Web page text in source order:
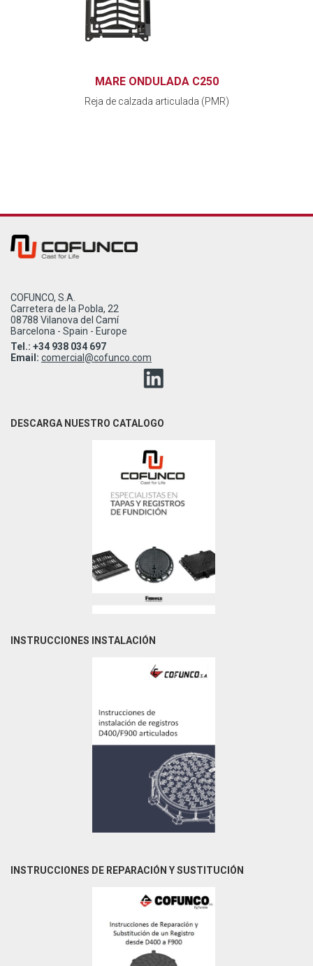
MARE ONDULADA C250
Reja de calzada articulada (PMR)
COFUNCO, S.A.
Carretera de la Pobla, 22
08788 Vilanova del Camí
Barcelona - Spain - Europe
Tel.: +34 938 034 697
Email: comercial@cofunco.com
DESCARGA NUESTRO CATALOGO
INSTRUCCIONES INSTALACIÓN
INSTRUCCIONES DE REPARACIÓN Y SUSTITUCIÓN